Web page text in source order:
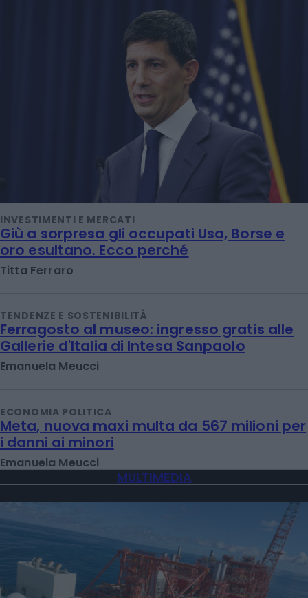
INVESTIMENTI E MERCATI
Giù a sorpresa gli occupati Usa, Borse e
oro esultano. Ecco perché
Titta Ferraro
TENDENZE E SOSTENIBILITÀ
Ferragosto al museo: ingresso gratis alle
Gallerie d'Italia di Intesa Sanpaolo
Emanuela Meucci
ECONOMIA POLITICA
Meta, nuova maxi multa da 567 milioni per
i danni ai minori
Emanuela Meucci
MULTIMEDIA